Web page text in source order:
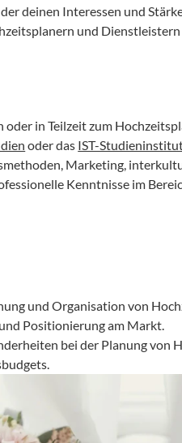
deinen Interessen und
und
in Teilzeit zum
oder das IST-
Marketing,
Kenntnisse im
und Organisation von
Positionierung am Markt.
bei der Planung von